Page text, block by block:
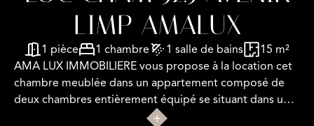
LIMP AMALUX
1 pièce 1 chambre 1 salle de bains
15 m²
AMA LUX IMMOBILIERE vous propose à la location cet
chambre meublée dans un appartement composé de
deux chambres entièrement équipé se situant dans un
immeuble rue de l'Avenir à Luxembourg-Limpertsberg,